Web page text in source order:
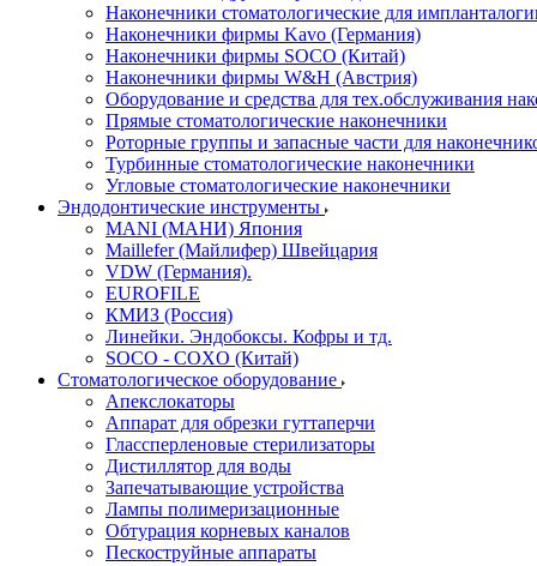
Наконечники стоматологические для
Наконечники фирмы Kavo (Германия)
Наконечники фирмы SOCO (Китай)
Наконечники фирмы W&H (Австрия)
Оборудование и средства для тех.обслуживания
Прямые стоматологические наконечники
Роторные группы и запасные части для
Турбинные стоматологические наконечники
Угловые стоматологические наконечники
Эндодонтические инструменты
MANI (МАНИ) Япония
Maillefer (Майлифер) Швейцария
VDW (Германия).
EUROFILE
КМИЗ (Россия)
Линейки. Эндобоксы. Кофры и тд.
SOCO - COXO (Китай)
Стоматологическое оборудование
Апекслокаторы
Аппарат для обрезки гуттаперчи
Глассперленовые стерилизаторы
Дистиллятор для воды
Запечатывающие устройства
Лампы полимеризационные
Обтурация корневых каналов
Пескоструйные аппараты